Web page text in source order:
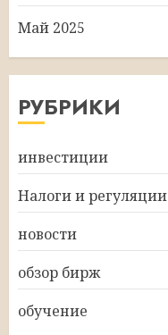
Май 2025
РУБРИКИ
инвестиции
Налоги и регуляции
новости
обзор бирж
обучение